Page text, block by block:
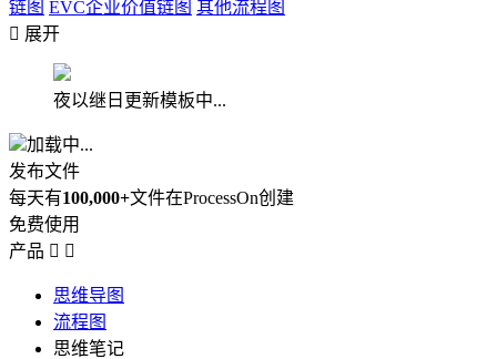
链图 EVC企业价值链图 其他流程图
 展开
夜以继日更新模板中...
加载中...
发布文件
每天有100,000+文件在ProcessOn创建
免费使用
产品  
思维导图
流程图
思维笔记